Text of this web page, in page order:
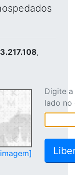
,
Digite
lado no